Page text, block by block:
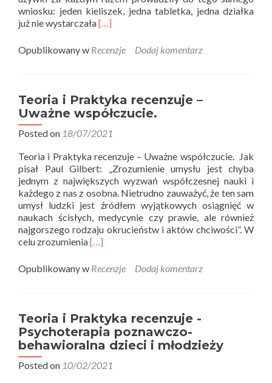
wniosku: jeden kieliszek, jedna tabletka, jedna działka
już nie wystarczałaRead
about
Teoria
recenzuje
–
Uzależniony
mózg
[…]
Opublikowany w Recenzje Dodaj komentarz
Teoria i Praktyka recenzuje –
Uważne współczucie.
Posted on 18/07/2021
Teoria i Praktyka recenzuje – Uważne współczucie. Jak
pisał Paul Gilbert: „Zrozumienie umysłu jest chyba
jednym z największych wyzwań współczesnej nauki i
każdego z nas z osobna. Nietrudno zauważyć, że ten sam
umysł ludzki jest źródłem wyjątkowych osiągnięć w
naukach ścisłych, medycynie czy prawie, ale również
najgorszego rodzaju okrucieństw i aktów chciwości”. W
celu zrozumieniaRead
about
recenzuje
–
Uważne
współczucie.
[…]
Opublikowany w Recenzje Dodaj komentarz
Teoria i Praktyka recenzuje -
Psychoterapia poznawczo-
behawioralna dzieci i młodzieży
Posted on 10/02/2021